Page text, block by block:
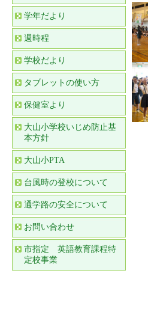
学年だより
週時程
学校だより
タブレットの使い方
保健室より
大山小学校いじめ防止基
本方針
大山小PTA
台風時の登校について
通学路の安全について
お問い合わせ
市指定 英語教育課程特
定校事業